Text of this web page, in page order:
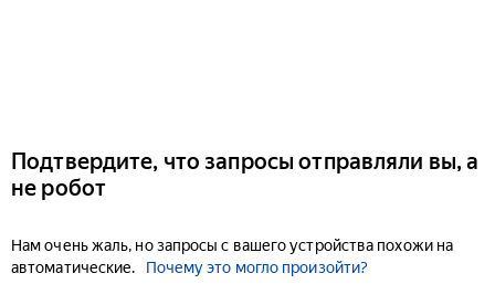
Подтвердите, что запросы отправляли вы, а
не робот
Нам очень жаль, но запросы с вашего устройства похожи на
автоматические.
Почему это могло произойти?